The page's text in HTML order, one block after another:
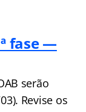
fase —
serão
Revise os